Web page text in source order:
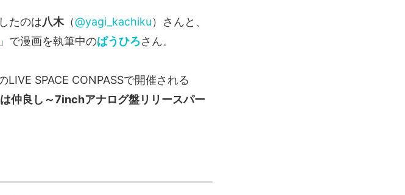
たのは八木（@yagi_kachiku）さんと、
」で漫画を執筆中のぱうひろさん。
SPACE CONPASSで開催される
仲良し～7inchアナログ盤リリースパー